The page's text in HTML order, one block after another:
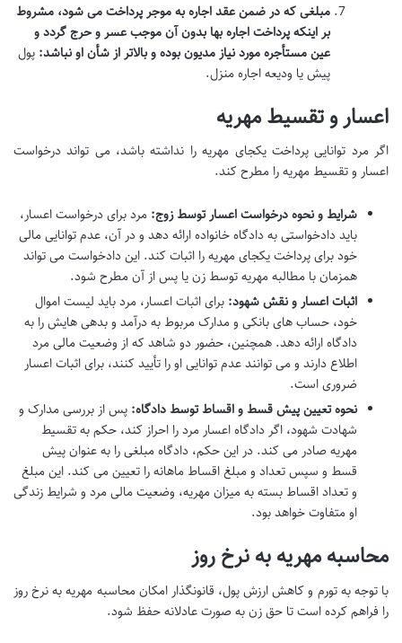
مبلغی که در ضمن عقد اجاره به موجر پرداخت می شود، مشروط
بر اینکه پرداخت اجاره بها بدون آن موجب عسر و حرج گردد و
عین مستأجره مورد نیاز مدیون بوده و بالاتر از شأن او نباشد: پول
پیش یا ودیعه اجاره منزل.
اعسار و تقسیط مهریه
اگر مرد توانایی پرداخت یکجای مهریه را نداشته باشد، می تواند درخواست
اعسار و تقسیط مهریه را مطرح کند.
شرایط و نحوه درخواست اعسار توسط زوج: مرد برای درخواست اعسار،
باید دادخواستی به دادگاه خانواده ارائه دهد و در آن، عدم توانایی مالی
خود برای پرداخت یکجای مهریه را اثبات کند. این دادخواست می تواند
همزمان با مطالبه مهریه توسط زن یا پس از آن مطرح شود.
اثبات اعسار و نقش شهود: برای اثبات اعسار، مرد باید لیست اموال
خود، حساب های بانکی و مدارک مربوط به درآمد و بدهی هایش را به
دادگاه ارائه دهد. همچنین، حضور دو شاهد که از وضعیت مالی مرد
اطلاع دارند و می توانند عدم توانایی او را تأیید کنند، برای اثبات اعسار
ضروری است.
نحوه تعیین پیش قسط و اقساط توسط دادگاه: پس از بررسی مدارک و
شهادت شهود، اگر دادگاه اعسار مرد را احراز کند، حکم به تقسیط
مهریه صادر می کند. در این حکم، دادگاه مبلغی را به عنوان پیش
قسط و سپس تعداد و مبلغ اقساط ماهانه را تعیین می کند. این مبلغ
و تعداد اقساط بسته به میزان مهریه، وضعیت مالی مرد و شرایط زندگی
او متفاوت خواهد بود.
محاسبه مهریه به نرخ روز
با توجه به تورم و کاهش ارزش پول، قانونگذار امکان محاسبه مهریه به نرخ روز
را فراهم کرده است تا حق زن به صورت عادلانه حفظ شود.